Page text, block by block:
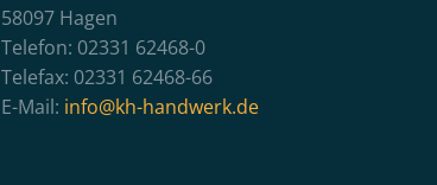
58097 Hagen
Telefon: 02331 62468-0
Telefax: 02331 62468-66
E-Mail: info@kh-handwerk.de